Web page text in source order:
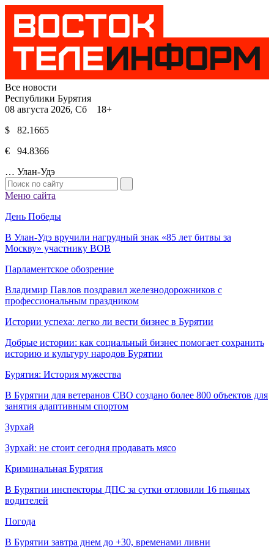
Все новости
Республики Бурятия
08 августа 2026, Сб 18+
$ 82.1665
€ 94.8366
… Улан-Удэ
Меню сайта
День Победы
В Улан-Удэ вручили нагрудный знак «85 лет битвы за
Москву» участнику ВОВ
Парламентское обозрение
Владимир Павлов поздравил железнодорожников с
профессиональным праздником
Истории успеха: легко ли вести бизнес в Бурятии
Добрые истории: как социальный бизнес помогает сохранить
историю и культуру народов Бурятии
Бурятия: История мужества
В Бурятии для ветеранов СВО создано более 800 объектов для
занятия адаптивным спортом
Зурхай
Зурхай: не стоит сегодня продавать мясо
Криминальная Бурятия
В Бурятии инспекторы ДПС за сутки отловили 16 пьяных
водителей
Погода
В Бурятии завтра днем до +30, временами ливни